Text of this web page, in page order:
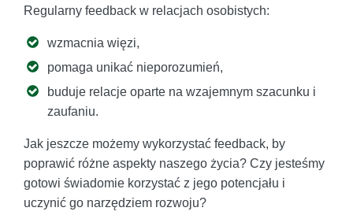
Regularny feedback w relacjach osobistych:
wzmacnia więzi,
pomaga unikać nieporozumień,
buduje relacje oparte na wzajemnym szacunku i
zaufaniu.
Jak jeszcze możemy wykorzystać feedback, by
poprawić różne aspekty naszego życia? Czy jesteśmy
gotowi świadomie korzystać z jego potencjału i
uczynić go narzędziem rozwoju?